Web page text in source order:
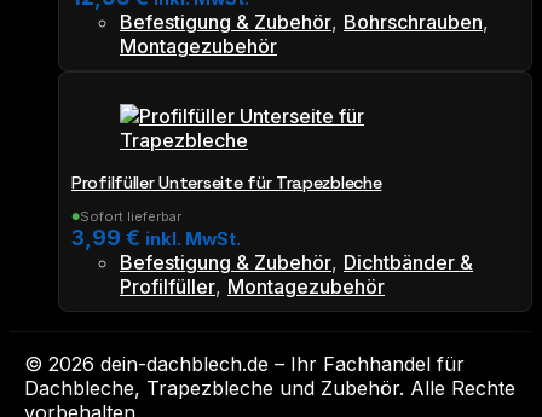
Befestigung & Zubehör, Bohrschrauben,
Montagezubehör
Profilfüller Unterseite für Trapezbleche
●Sofort lieferbar
3,99 € inkl. MwSt.
Befestigung & Zubehör, Dichtbänder &
Profilfüller, Montagezubehör
© 2026 dein-dachblech.de – Ihr Fachhandel für
Dachbleche, Trapezbleche und Zubehör. Alle Rechte
vorbehalten.